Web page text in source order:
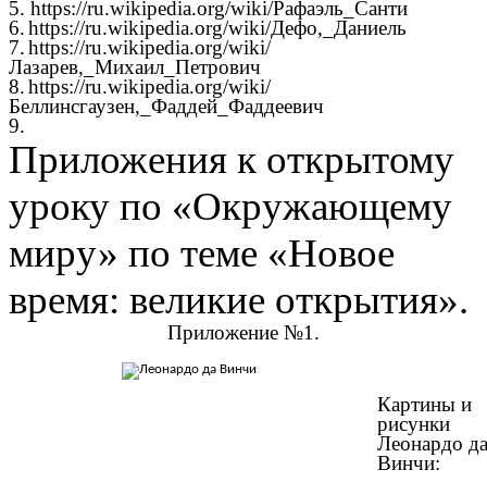
5. https://ru.wikipedia.org/wiki/Рафаэль_Санти
6.https://ru.wikipedia.org/wiki/Дефо,_Даниель
7.https://ru.wikipedia.org/wiki/
Лазарев,_Михаил_Петрович
8.https://ru.wikipedia.org/wiki/
Беллинсгаузен,_Фаддей_Фаддеевич
9.
Приложения к открытому
уроку по «Окружающему
миру» по теме «Новое
время: великие открытия».
Приложение №1.
Картины и
рисунки
Леонардо
Винчи: